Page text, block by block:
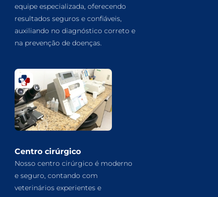
equipe especializada, oferecendo
resultados seguros e confiáveis,
auxiliando no diagnóstico correto e
na prevenção de doenças.
Centro cirúrgico
Nosso centro cirúrgico é moderno
e seguro, contando com
veterinários experientes e